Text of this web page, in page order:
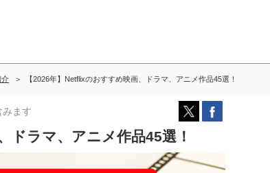
介 【2026年】Netflixのおすすめ映画、ドラマ、アニメ作品45選！
ます
ドラマ、アニメ作品45選！